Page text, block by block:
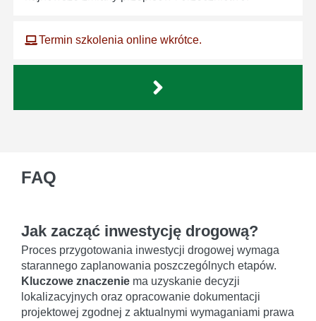
Termin szkolenia online wkrótce.
FAQ
Jak zacząć inwestycję drogową?
Proces przygotowania inwestycji drogowej wymaga
starannego zaplanowania poszczególnych etapów.
Kluczowe znaczenie ma uzyskanie decyzji
lokalizacyjnych oraz opracowanie dokumentacji
projektowej zgodnej z aktualnymi wymaganiami prawa